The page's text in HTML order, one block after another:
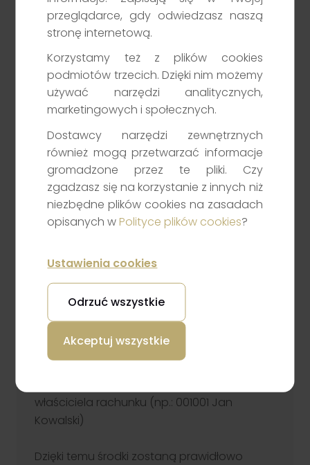
Wprowadź dane odbiorcy
Noble Securities S.A.
ul. Prosta 67
00-838 Warszawa
Prawidłowo opisz przelew,
„Bank wierzyciela”: nazwę jednego z wyżej
„Rachunek bankowy”: jeden z wyżej
wymienionych rachunków
„Właściciel rachunku”: Noble Securities S.A.
„Adres”: ul. Prosta 67, 00-838 Warszawa
właściciela rachunku (np.: 001001 Jan
Kowalski)
Dzięki temu środki zostaną prawidłowo
przeglądarce, gdy odwiedzasz naszą
stronę internetową.
Korzystamy też z plików cookies
podmiotów trzecich. Dzięki nim możemy
używać narzędzi analitycznych,
marketingowych i społecznych.
Dostawcy narzędzi zewnętrznych
również mogą przetwarzać informacje
gromadzone przez te pliki. Czy
zgadzasz się na korzystanie z innych niż
niezbędne plików cookies na zasadach
opisanych w Polityce plików cookies?
Ustawienia cookies
Odrzuć wszystkie
Akceptuj wszystkie